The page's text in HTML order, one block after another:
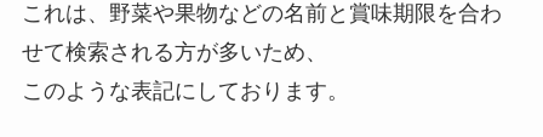
これは、野菜や果物などの名前と賞味期限を合わ
せて検索される方が多いため、
このような表記にしております。